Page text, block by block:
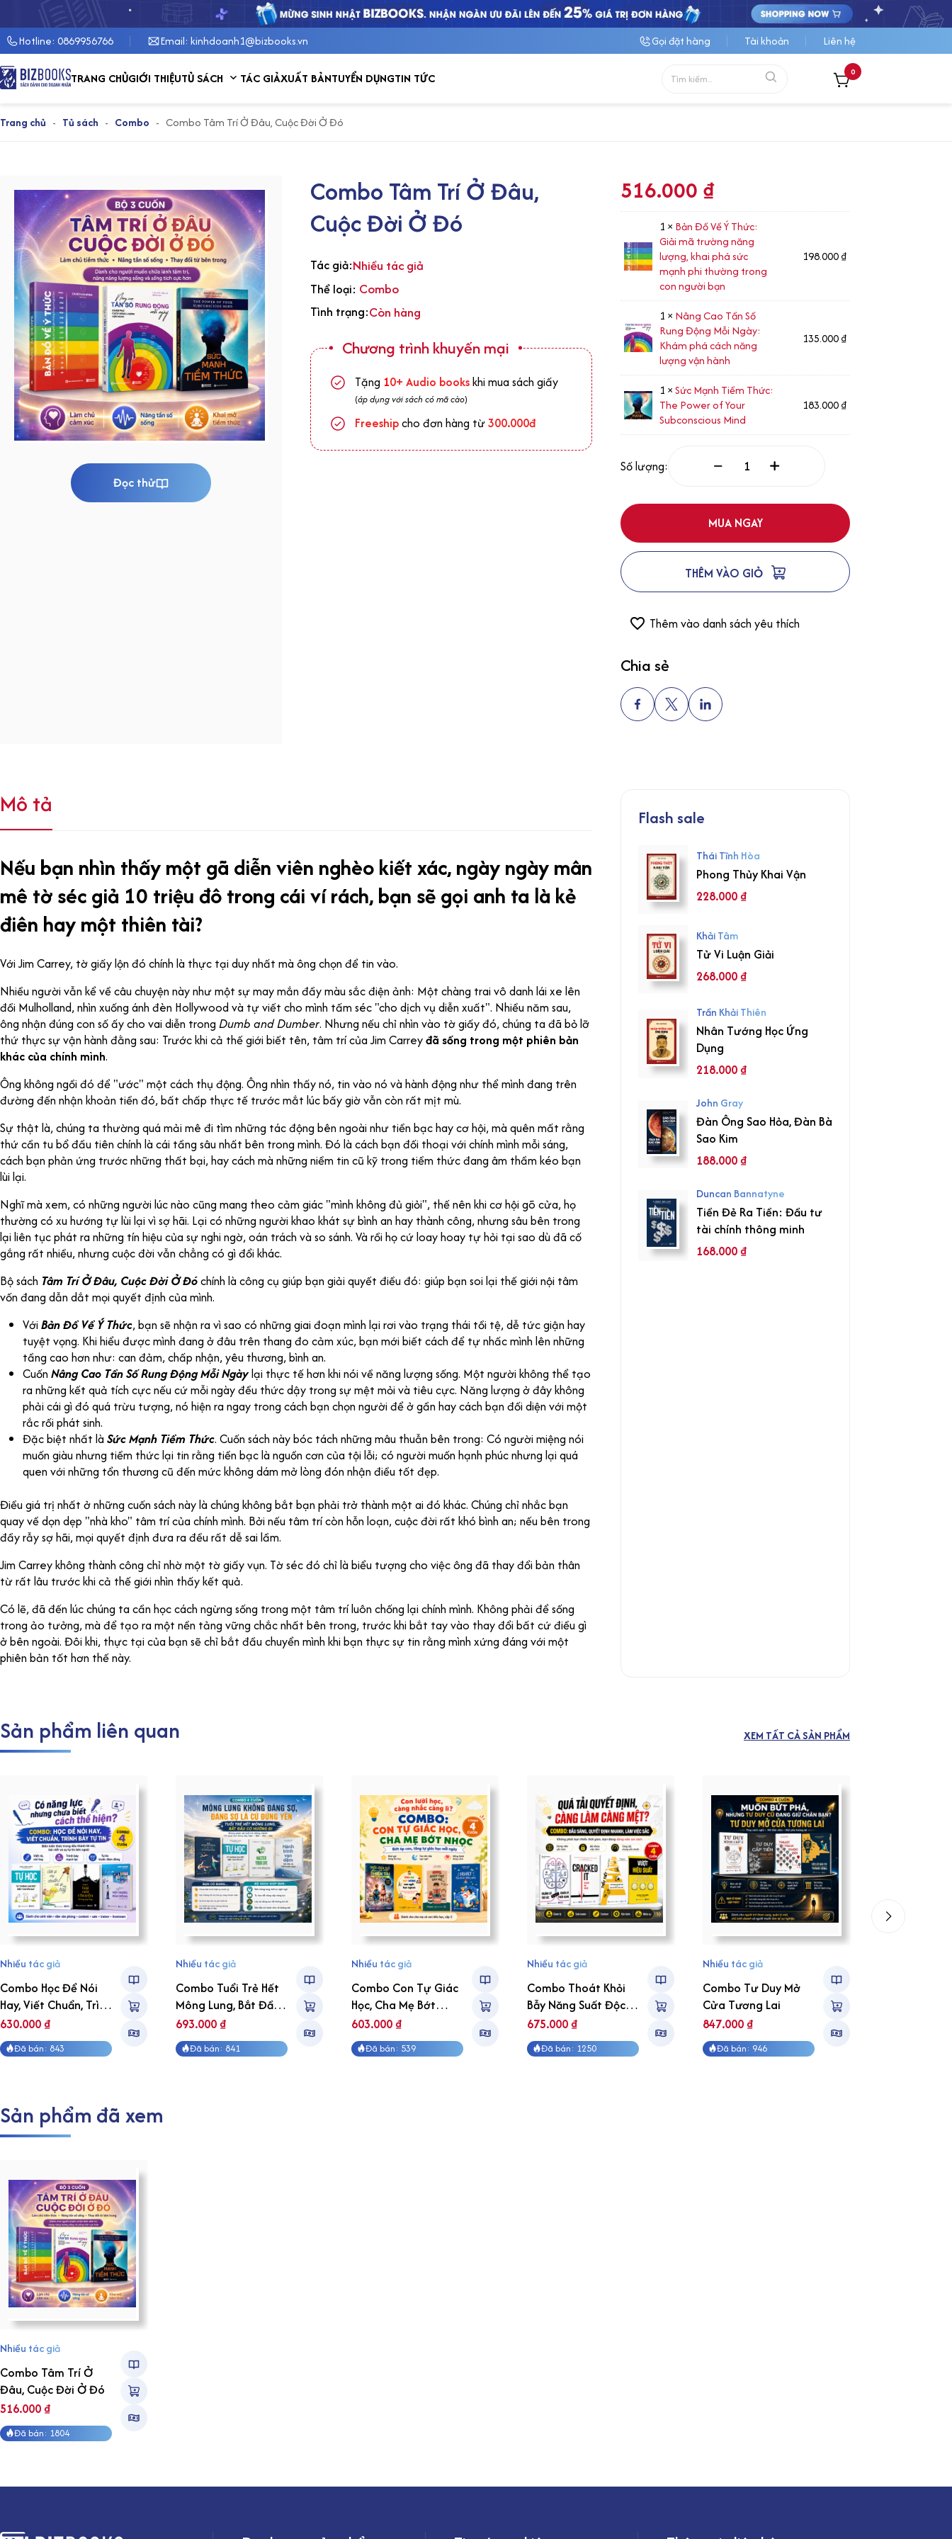
Hotline: 0869956766 Email: kinhdoanh1@bizbooks.vn Gọi đặt hàng Tài khoản Liên hệ
TRANG CHỦGIỚI THIỆUTỦ SÁCH Show submenu for Tủ sách
TÁC GIẢXUẤT BẢNTUYỂN DỤNGTIN TỨC 0
Trang chủ - Tủ sách - Combo - Combo Tâm Trí Ở Đâu, Cuộc Đời Ở Đó
Đọc thử
Combo Tâm Trí Ở Đâu,
Cuộc Đời Ở Đó
Tác giả:Nhiều tác giả
Thể loại: Combo
Tình trạng:Còn hàng
Chương trình khuyến mại
Tặng 10+ Audio bookskhi mua sách giấy
(áp dụng với sách có mã cào)
Freeshipcho đơn hàng từ300.000đ
516.000 ₫
1 × Bản Đồ Về Ý Thức:
Giải mã trường năng
lượng, khai phá sức
mạnh phi thường trong
con người bạn
198.000₫
1 × Nâng Cao Tần Số
Rung Động Mỗi Ngày:
Khám phá cách năng
lượng vận hành
135.000₫
1 ×Sức Mạnh Tiềm Thức:
The Power of Your
Subconscious Mind
183.000₫
Số lượng:
MUA NGAY
THÊM VÀO GIỎ
Thêm vào danh sách yêu thích
Chia sẻ
Mô tả
Nếu bạn nhìn thấy một gã diễn viên nghèo kiết xác, ngày ngày mân
mê tờ séc giả 10 triệu đô trong cái ví rách, bạn sẽ gọi anh ta là kẻ
điên hay một thiên tài?
Với Jim Carrey, tờ giấy lộn đó chính là thực tại duy nhất mà ông chọn để tin vào.
Nhiều người vẫn kể về câu chuyện này như một sự may mắn đầy màu sắc điện ảnh: Một chàng trai vô danh lái xe lên
đồi Mulholland, nhìn xuống ánh đèn Hollywood và tự viết cho mình tấm séc "cho dịch vụ diễn xuất". Nhiều năm sau,
ông nhận đúng con số ấy cho vai diễn trong Dumb and Dumber. Nhưng nếu chỉ nhìn vào tờ giấy đó, chúng ta đã bỏ lỡ
thứ thực sự vận hành đằng sau: Trước khi cả thế giới biết tên, tâm trí của Jim Carreyđã sống trong một phiên bản
khác của chính mình.
Ông không ngồi đó để "ước" một cách thụ động. Ông nhìn thấy nó, tin vào nó và hành động như thể mình đang trên
đường đến nhận khoản tiền đó, bất chấp thực tế trước mắt lúc bấy giờ vẫn còn rất mịt mù.
Sự thật là, chúng ta thường quá mải mê đi tìm những tác động bên ngoài như tiền bạc hay cơ hội, mà quên mất rằng
thứ cần tu bổ đầu tiên chính là cái tầng sâu nhất bên trong mình. Đó là cách bạn đối thoại với chính mình mỗi sáng,
cách bạn phản ứng trước những thất bại, hay cách mà những niềm tin cũ kỹ trong tiềm thức đang âm thầm kéo bạn
lùi lại.
Nghĩ mà xem, có những người lúc nào cũng mang theo cảm giác "mình không đủ giỏi", thế nên khi cơ hội gõ cửa, họ
thường có xu hướng tự lùi lại vì sợ hãi. Lại có những người khao khát sự bình an hay thành công, nhưng sâu bên trong
lại liên tục phát ra những tín hiệu của sự nghi ngờ, oán trách và so sánh. Và rồi họ cứ loay hoay tự hỏi tại sao dù đã cố
gắng rất nhiều, nhưng cuộc đời vẫn chẳng có gì đổi khác.
Bộ sách Tâm Trí Ở Đâu, Cuộc Đời Ở Đóchính là công cụ giúp bạn giải quyết điều đó: giúp bạn soi lại thế giới nội tâm
vốn đang dẫn dắt mọi quyết định của mình.
Với Bản Đồ Về Ý Thức, bạn sẽ nhận ra vì sao có những giai đoạn mình lại rơi vào trạng thái tồi tệ, dễ tức giận hay
tuyệt vọng. Khi hiểu được mình đang ở đâu trên thang đo cảm xúc, bạn mới biết cách để tự nhấc mình lên những
tầng cao hơn như: can đảm, chấp nhận, yêu thương, bình an.
Cuốn Nâng Cao Tần Số Rung Động Mỗi Ngàylại thực tế hơn khi nói về năng lượng sống. Một người không thể tạo
ra những kết quả tích cực nếu cứ mỗi ngày đều thức dậy trong sự mệt mỏi và tiêu cực. Năng lượng ở đây không
phải cái gì đó quá trừu tượng, nó hiện ra ngay trong cách bạn chọn người để ở gần hay cách bạn đối diện với một
rắc rối phát sinh.
Đặc biệt nhất là Sức Mạnh Tiềm Thức. Cuốn sách này bóc tách những mâu thuẫn bên trong: Có người miệng nói
muốn giàu nhưng tiềm thức lại tin rằng tiền bạc là nguồn cơn của tội lỗi; có người muốn hạnh phúc nhưng lại quá
quen với những tổn thương cũ đến mức không dám mở lòng đón nhận điều tốt đẹp.
Điều giá trị nhất ở những cuốn sách này là chúng không bắt bạn phải trở thành một ai đó khác. Chúng chỉ nhắc bạn
quay về dọn dẹp "nhà kho" tâm trí của chính mình. Bởi nếu tâm trí còn hỗn loạn, cuộc đời rất khó bình an; nếu bên trong
đầy rẫy sợ hãi, mọi quyết định đưa ra đều rất dễ sai lầm.
Jim Carrey không thành công chỉ nhờ một tờ giấy vụn. Tờ séc đó chỉ là biểu tượng cho việc ông đã thay đổi bản thân
từ rất lâu trước khi cả thế giới nhìn thấy kết quả.
Có lẽ, đã đến lúc chúng ta cần học cách ngừng sống trong một tâm trí luôn chống lại chính mình. Không phải để sống
trong ảo tưởng, mà để tạo ra một nền tảng vững chắc nhất bên trong, trước khi bắt tay vào thay đổi bất cứ điều gì
ở bên ngoài. Đôi khi, thực tại của bạn sẽ chỉ bắt đầu chuyển mình khi bạn thực sự tin rằng mình xứng đáng với một
phiên bản tốt hơn thế này.
Flash sale
Thái Tĩnh Hòa
Phong Thủy Khai Vận
228.000₫
Khải Tâm
Tử Vi Luận Giải
268.000₫
Trần Khải Thiên
Nhân Tướng Học Ứng
Dụng
218.000₫
John Gray
Đàn Ông Sao Hỏa, Đàn Bà
Sao Kim
188.000₫
Duncan Bannatyne
Tiền Đẻ Ra Tiền: Đầu tư
tài chính thông minh
168.000₫
Sản phẩm liên quan XEM TẤT CẢ SẢN PHẨM
Nhiều tác giả
Combo Học Để Nói
Hay, Viết Chuẩn, Trình
Bày Tự Tin
630.000₫
Đã bán: 843
Nhiều tác giả
Combo Tuổi Trẻ Hết
Mông Lung, Bắt Đầu
Có Hướng Đi
693.000₫
Đã bán: 841
Nhiều tác giả
Combo Con Tự Giác
Học, Cha Mẹ Bớt
Nhọc
603.000₫
Đã bán: 539
Nhiều tác giả
Combo Thoát Khỏi
Bẫy Năng Suất Độc
Hại
675.000₫
Đã bán: 1250
Nhiều tác giả
Combo Tư Duy Mở
Cửa Tương Lai
847.000₫
Đã bán: 946
Sản phẩm đã xem
Nhiều tác giả
Combo Tâm Trí Ở
Đâu, Cuộc Đời Ở Đó
516.000₫
Đã bán: 1804